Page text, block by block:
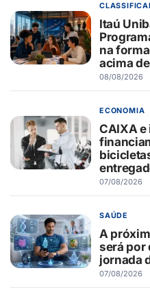
Itaú
na
acima
08/08/2026
ECONOMIA
CAIXA
07/08/2026
SAÚDE
A
será por
jornada
07/08/2026